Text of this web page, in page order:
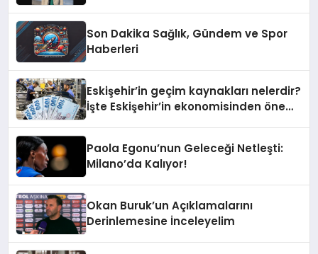
Son Dakika Sağlık, Gündem ve Spor
Haberleri
Eskişehir’in geçim kaynakları nelerdir?
İşte Eskişehir’in ekonomisinden öne
Paola Egonu’nun Geleceği Netleşti:
Milano’da Kalıyor!
Okan Buruk’un Açıklamalarını
Derinlemesine İnceleyelim